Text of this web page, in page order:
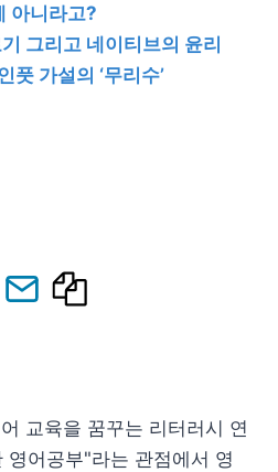
아니라고?
그리고 네이티브의 윤리
풋 가설의 ‘무리수’
교육을 꿈꾸는 리터러시 연
어공부"라는 관점에서 영